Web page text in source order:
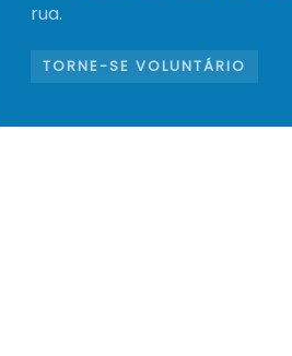
rua.
TORNE-SE VOLUNTÁRIO